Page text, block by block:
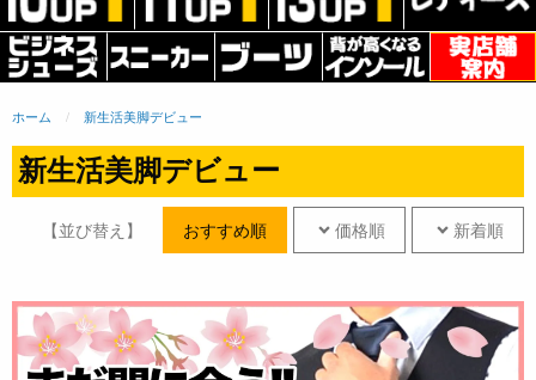
ホーム 新生活美脚デビュー
新生活美脚デビュー
【並び替え】 おすすめ順 価格順 新着順